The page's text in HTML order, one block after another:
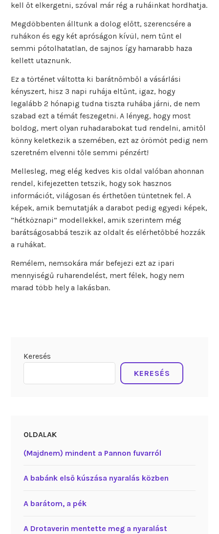
kell őt elkergetni, szóval már rég a ruháinkat hordhatja.
Megdöbbenten álltunk a dolog előtt, szerencsére a
ruhákon és egy két apróságon kívül, nem tűnt el
semmi pótolhatatlan, de sajnos így hamarabb haza
kellett utaznunk.
Ez a történet váltotta ki barátnőmből a vásárlási
kényszert, hisz 3 napi ruhája eltűnt, igaz, hogy
legalább 2 hónapig tudna tiszta ruhába járni, de nem
szabad ezt a témát feszegetni. A lényeg, hogy most
boldog, mert olyan ruhadarabokat tud rendelni, amitől
könny keletkezik a szemében, ezt az örömöt pedig nem
szeretném elvenni tőle semmi pénzért!
Mellesleg, meg elég kedves kis oldal valóban ahonnan
rendel, kifejezetten tetszik, hogy sok hasznos
információt, világosan és érthetően tüntetnek fel. A
képek, amik bemutatják a darabot pedig egyedi képek,
”hétköznapi” modellekkel, amik szerintem még
barátságosabbá teszik az oldalt és elérhetőbbé hozzák
a ruhákat.
Remélem, nemsokára már befejezi ezt az ipari
mennyiségű ruharendelést, mert félek, hogy nem
marad több hely a lakásban.
Keresés
KERESÉS
OLDALAK
(Majdnem) mindent a Pannon fuvarról
A babánk első kúszása nyaralás közben
A barátom, a pék
A Drotaverin mentette meg a nyaralást